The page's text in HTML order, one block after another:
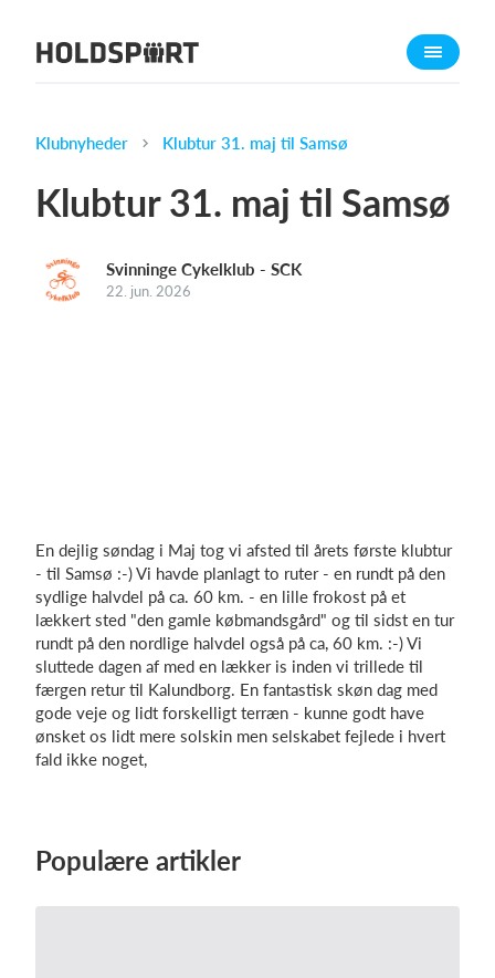
Om Holdsport
Presseomtale
Kalender
Log på
Klubnyheder Klubtur 31. maj til Samsø
Klubtur 31. maj til Samsø
Svinninge Cykelklub - SCK
22. jun. 2026
En dejlig søndag i Maj tog vi afsted til årets første klubtur
- til Samsø :-) Vi havde planlagt to ruter - en rundt på den
sydlige halvdel på ca. 60 km. - en lille frokost på et
lækkert sted "den gamle købmandsgård" og til sidst en tur
rundt på den nordlige halvdel også på ca, 60 km. :-) Vi
sluttede dagen af med en lækker is inden vi trillede til
færgen retur til Kalundborg. En fantastisk skøn dag med
gode veje og lidt forskelligt terræn - kunne godt have
ønsket os lidt mere solskin men selskabet fejlede i hvert
fald ikke noget,
Populære artikler